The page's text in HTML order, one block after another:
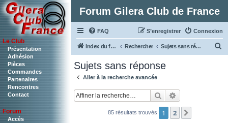
Le Club
Présentation
Adhésion
Pièces
Commandes
Partenaires
Rencontres
Contact
Forum
Accès
Forum Gilera Club de France
FAQ Connexion
S’enregistrer
Index du forum Rechercher Sujets sans réponse
Sujets sans réponse
Aller à la recherche avancée
Rechercher
85 résultats trouvés 1 2